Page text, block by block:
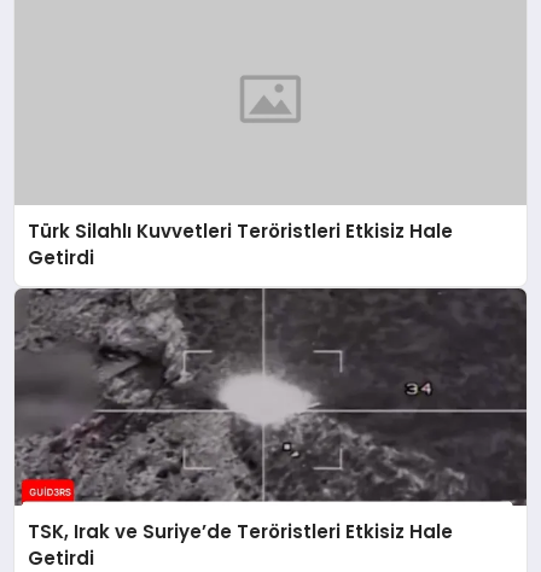
Türk Silahlı Kuvvetleri Teröristleri Etkisiz Hale
Getirdi
TSK, Irak ve Suriye’de Teröristleri Etkisiz Hale
Getirdi